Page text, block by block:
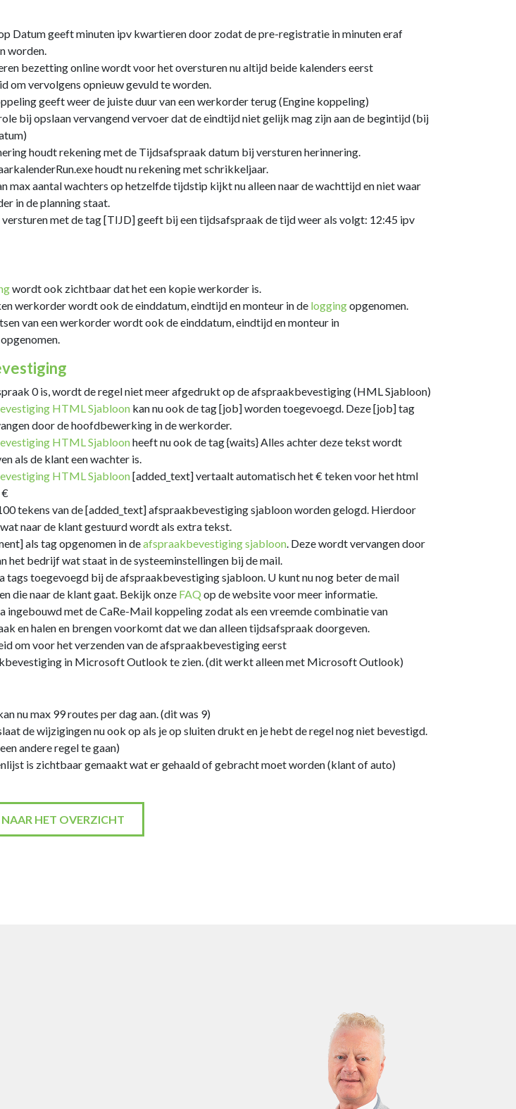
Datum geeft minuten ipv kwartieren door zodat de pre-registratie in minuten eraf
worden.
bezetting online wordt voor het oversturen nu altijd beide kalenders eerst
om vervolgens opnieuw gevuld te worden.
geeft weer de juiste duur van een werkorder terug (Engine koppeling)
bij opslaan vervangend vervoer dat de eindtijd niet gelijk mag zijn aan de begintijd (bij
houdt rekening met de Tijdsafspraak datum bij versturen herinnering.
houdt nu rekening met schrikkeljaar.
max aantal wachters op hetzelfde tijdstip kijkt nu alleen naar de wachttijd en niet waar
in de planning staat.
versturen met de tag [TIJD] geeft bij een tijdsafspraak de tijd weer als volgt: 12:45 ipv
wordt ook zichtbaar dat het een kopie werkorder is.
werkorder wordt ook de einddatum, eindtijd en monteur in de loggingopgenomen.
van een werkorder wordt ook de einddatum, eindtijd en monteur in
opgenomen.
0 is, wordt de regel niet meer afgedrukt op de afspraakbevestiging (HML Sjabloon)
HTML Sjabloon kan nu ook de tag [job] worden toegevoegd. Deze [job] tag
door de hoofdbewerking in de werkorder.
HTML Sjabloonheeft nu ook de tag {waits} Alles achter deze tekst wordt
als de klant een wachter is.
HTML Sjabloon[added_text] vertaalt automatisch het € teken voor het html
€
tekens van de [added_text] afspraakbevestiging sjabloon worden gelogd. Hierdoor
naar de klant gestuurd wordt als extra tekst.
als tag opgenomen in deafspraakbevestiging sjabloon. Deze wordt vervangen door
het bedrijf wat staat in de systeeminstellingen bij de mail.
tags toegevoegd bij de afspraakbevestiging sjabloon. U kunt nu nog beter de mail
die naar de klant gaat. Bekijk onze FAQ op de website voor meer informatie.
ingebouwd met de CaRe-Mail koppeling zodat als een vreemde combinatie van
en halen en brengen voorkomt dat we dan alleen tijdsafspraak doorgeven.
omvoor het verzendenvan de afspraakbevestiging eerst
in Microsoft Outlook te zien. (dit werkt alleen met Microsoft Outlook)
nu max 99 routes per dag aan. (dit was 9)
de wijzigingen nu ook op als je op sluiten drukt en je hebt de regel nog niet bevestigd.
andere regel te gaan)
is zichtbaar gemaakt wat er gehaald of gebracht moet worden (klant of auto)
NAAR HET OVERZICHT